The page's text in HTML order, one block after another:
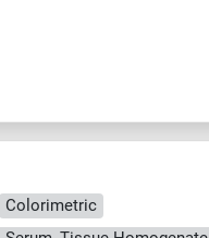
Colorimetric